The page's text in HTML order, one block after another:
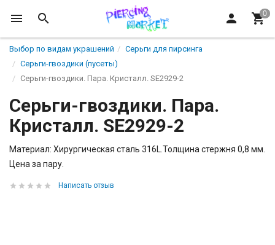
Выбор по видам украшений
Серьги для пирсинга
Серьги-гвоздики (пусеты)
Серьги-гвоздики. Пара. Кристалл. SE2929-2
Серьги-гвоздики. Пара.
Кристалл. SE2929-2
Материал: Хирургическая сталь 316L.Толщина стержня 0,8 мм.
Цена за пару.
Написать отзыв